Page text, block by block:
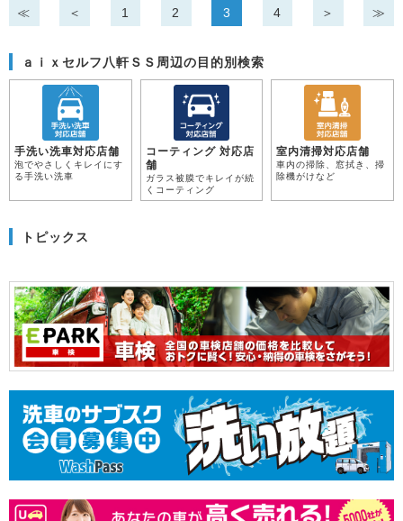
≪ ＜ 1 2 3 4 ＞ ≫
ａｉｘセルフ八軒ＳＳ周辺の目的別検索
手洗い洗車対応店舗
泡でやさしくキレイにす
る手洗い洗車
コーティング 対応店
舗
ガラス被膜でキレイが続
くコーティング
室内清掃対応店舗
車内の掃除、窓拭き、掃
除機がけなど
トピックス